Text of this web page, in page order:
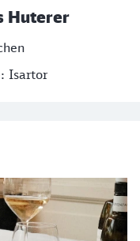
Huterer
Isartor